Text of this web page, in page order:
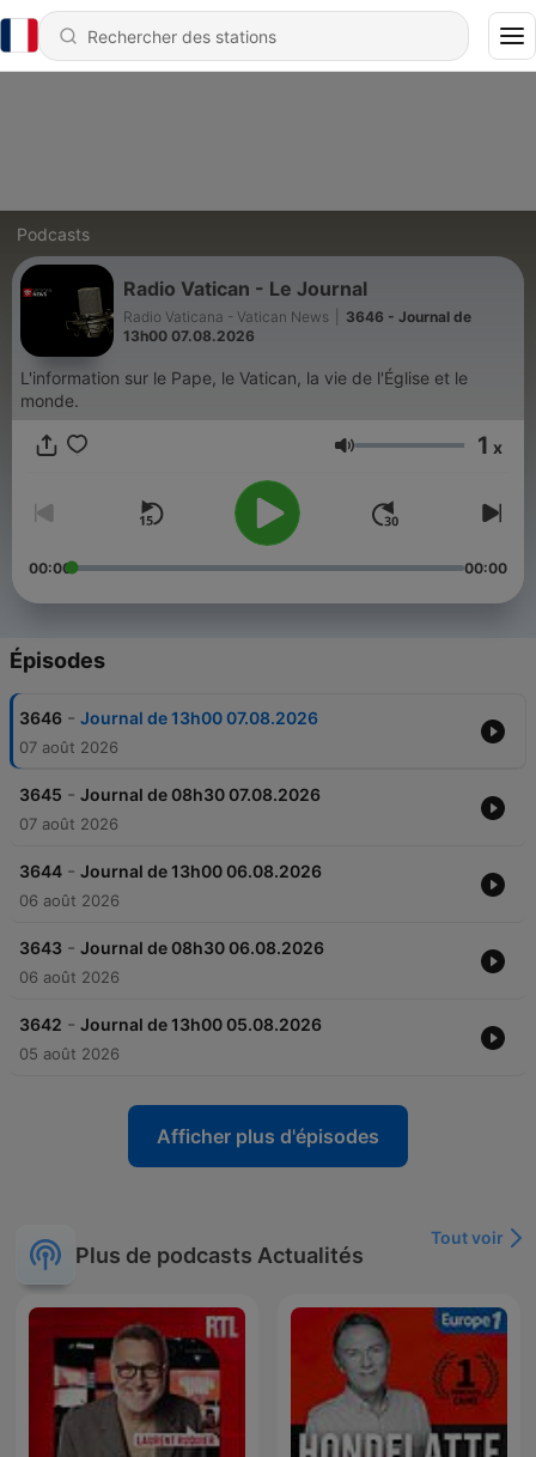
Podcasts
Radio Vatican - Le Journal
Radio Vaticana - Vatican News
3646 - Journal de
13h00 07.08.2026
L'information sur le Pape, le Vatican, la vie de l'Église et le
monde.
Volume 1 x
00:00 00:00
Épisodes
3646 - Journal de 13h00 07.08.2026
07 août 2026
3645 - Journal de 08h30 07.08.2026
07 août 2026
3644 - Journal de 13h00 06.08.2026
06 août 2026
3643 - Journal de 08h30 06.08.2026
06 août 2026
3642 - Journal de 13h00 05.08.2026
05 août 2026
Afficher plus d'épisodes
Plus de podcasts Actualités
Tout voir